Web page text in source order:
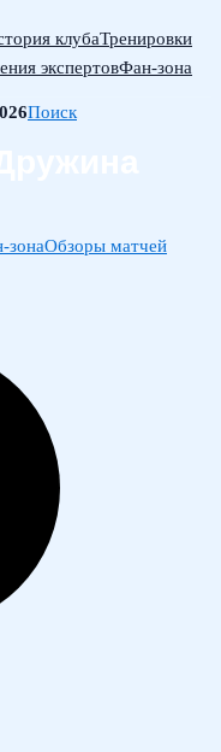
клубаТренировки
экспертовФан-зона
Поиск
зонаОбзоры матчей